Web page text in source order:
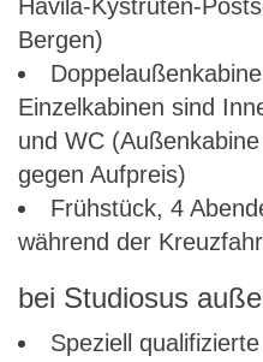
Havila-Kystruten-
Bergen)
Einzelkabinen sind
und WC
gegen Aufpreis)
Frühstück, 4
während der
bei Studiosus
Speziell